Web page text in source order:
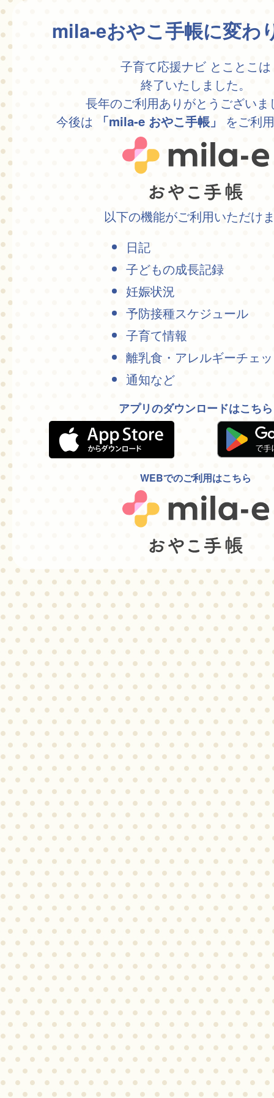
mila-eおやこ手帳に変わ
子育て応援ナビ とことこは
終了いたしました。
長年のご利用ありがとうございま
今後は
「mila-e おやこ手帳」 をご利
以下の機能がご利用いただけ
日記
子どもの成長記録
妊娠状況
予防接種スケジュール
子育て情報
離乳食・アレルギーチェ
通知など
アプリのダウンロードはこちら
WEBでのご利用はこちら